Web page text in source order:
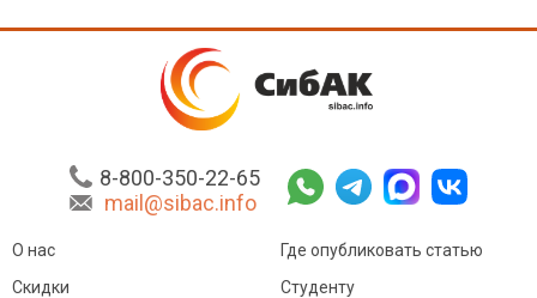
8-800-350-22-65
mail@sibac.info
О нас
Скидки
Где опубликовать статью
Студенту